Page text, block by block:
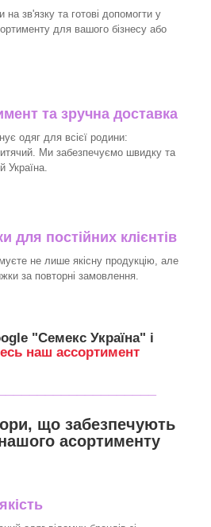
на зв'язку та готові допомогти у
для вашого бізнесу або
та зручна доставка
одяг для всієї родини:
Ми забезпечуємо швидку та
Україна.
для постійних клієнтів
не лише якісну продукцію, але
за повторні замовлення.
"Семекс Україна" і
наш ассортимент
що забезпечують
асортименту